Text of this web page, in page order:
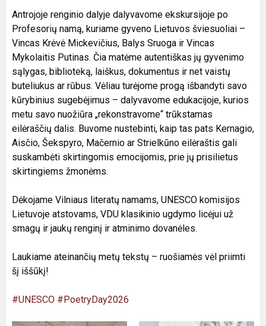
Antrojoje renginio dalyje dalyvavome ekskursijoje po
Profesorių namą, kuriame gyveno Lietuvos šviesuoliai –
Vincas Krėvė Mickevičius, Balys Sruoga ir Vincas
Mykolaitis Putinas. Čia matėme autentiškas jų gyvenimo
sąlygas, biblioteką, laiškus, dokumentus ir net vaistų
buteliukus ar rūbus. Vėliau turėjome progą išbandyti savo
kūrybinius sugebėjimus – dalyvavome edukacijoje, kurios
metu savo nuožiūra „rekonstravome“ trūkstamas
eilėraščių dalis. Buvome nustebinti, kaip tas pats Kernagio,
Aisčio, Šekspyro, Mačernio ar Strielkūno eilėraštis gali
suskambėti skirtingomis emocijomis, prie jų prisilietus
skirtingiems žmonėms.
Dėkojame Vilniaus literatų namams, UNESCO komisijos
Lietuvoje atstovams, VDU klasikinio ugdymo licėjui už
smagų ir jaukų renginį ir atminimo dovanėles.
Laukiame ateinančių metų tekstų – ruošiamės vėl priimti
šį iššūkį!
#UNESCO #PoetryDay2026